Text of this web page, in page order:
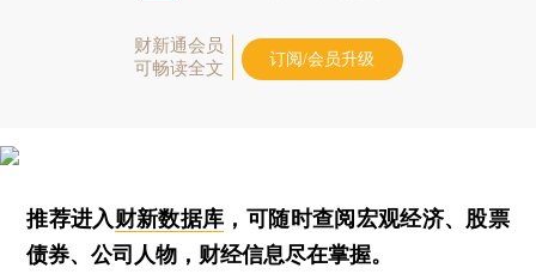
财新通会员
可畅读全文
订阅/会员升级
推荐进入财新数据库 ，可随时查阅宏观经济、股票
债券、公司人物，财经信息尽在掌握。